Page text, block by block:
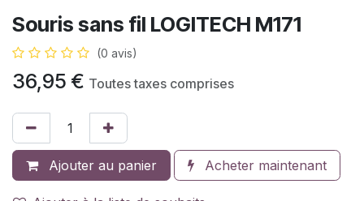
Souris sans fil LOGITECH M171
(0 avis)
36,95 € Toutes taxes comprises
Ajouter au panier Acheter maintenant